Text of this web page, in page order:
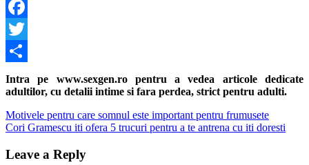
Facebook
Twitter
Share
Intra pe www.sexgen.ro pentru a vedea articole dedicate
adultilor, cu detalii intime si fara perdea, strict pentru adulti.
Navigare
în
articole
Previous
Post:
Motivele pentru care somnul este important pentru frumusete
Next
Cori Gramescu iti ofera 5 trucuri pentru a te antrena cu iti doresti
Leave a Reply